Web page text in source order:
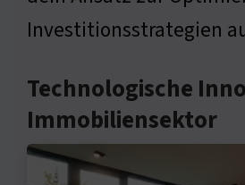
Investitionsstrategien
Technologische
Immobiliensektor